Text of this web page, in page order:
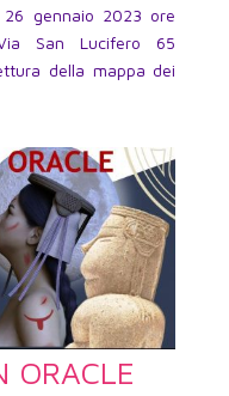
26 gennaio 2023 ore
San Lucifero 65
della mappa dei
ORACLE